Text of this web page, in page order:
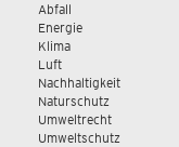
Abfall
Energie
Klima
Luft
Nachhaltigkeit
Naturschutz
Umweltrecht
Umweltschutz